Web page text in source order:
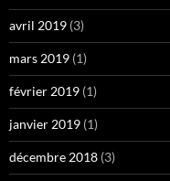
avril 2019 (3)
mars 2019 (1)
février 2019 (1)
janvier 2019 (1)
décembre 2018 (3)